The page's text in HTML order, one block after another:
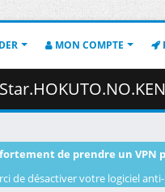
MON COMPTE
de prendre un
de désactiver votre logiciel